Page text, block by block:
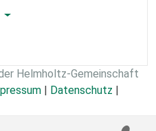
Helmholtz-Gemeinschaft
| Datenschutz |